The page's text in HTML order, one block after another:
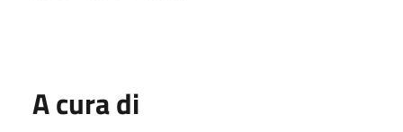
A cura di